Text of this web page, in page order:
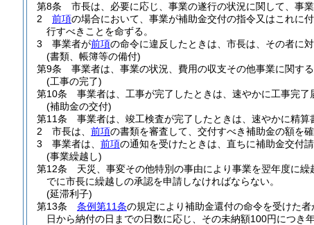
第8条
市長は、必要に応じ、事業の遂行の状況に関して、事
2
前項の場合において、事業が補助金交付の指令又はこれに
行すべきことを命ずる。
3
事業者が前項の命令に違反したときは、市長は、その者に
(書類、帳簿等の備付)
第9条
事業者は、事業の状況、費用の収支その他事業に関す
(工事の完了)
第10条
事業者は、工事が完了したときは、速やかに工事完了
(補助金の交付)
第11条
事業者は、竣工検査が完了したときは、速やかに精
2
市長は、 前項の書類を審査して、交付すべき補助金の額を
3
事業者は、 前項の通知を受けたときは、直ちに補助金交付
(事業繰越し)
第12条
天災、事変その他特別の事由により事業を翌年度に
でに市長に繰越しの承認を申請しなければならない。
(延滞利子)
第13条
条例第11条の規定により補助金還付の命令を受けた
日から納付の日までの日数に応じ、その未納額100円につき